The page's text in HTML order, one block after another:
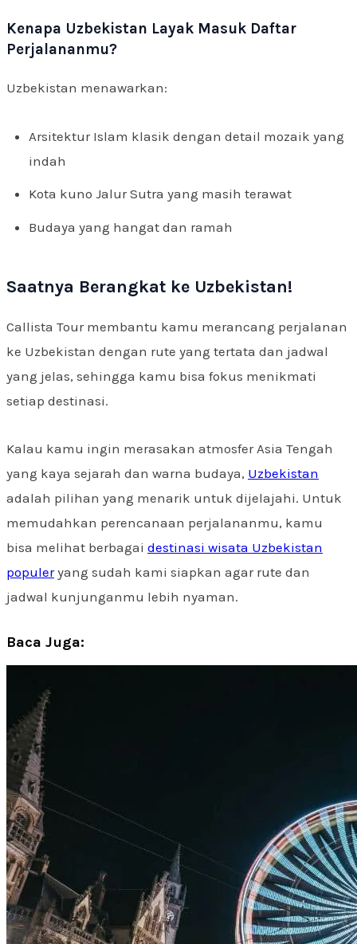
Kenapa Uzbekistan Layak Masuk Daftar
Perjalananmu?
Uzbekistan menawarkan:
Arsitektur Islam klasik dengan detail mozaik yang
indah
Kota kuno Jalur Sutra yang masih terawat
Budaya yang hangat dan ramah
Saatnya Berangkat ke Uzbekistan!
Callista Tour membantu kamu merancang perjalanan
ke Uzbekistan dengan rute yang tertata dan jadwal
yang jelas, sehingga kamu bisa fokus menikmati
setiap destinasi.
Kalau kamu ingin merasakan atmosfer Asia Tengah
yang kaya sejarah dan warna budaya, Uzbekistan
adalah pilihan yang menarik untuk dijelajahi. Untuk
memudahkan perencanaan perjalananmu, kamu
bisa melihat berbagai destinasi wisata Uzbekistan
populeryang sudah kami siapkan agar rute dan
jadwal kunjunganmu lebih nyaman.
Baca Juga: